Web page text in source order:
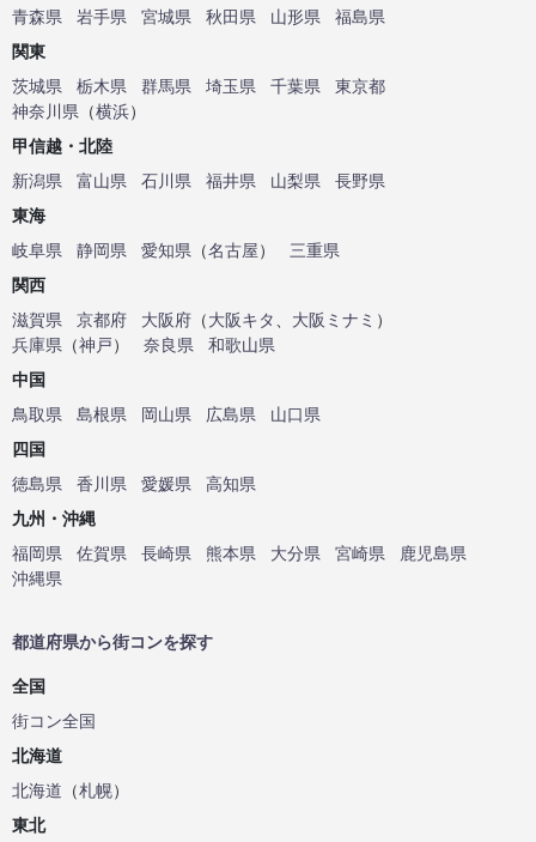
青森県
岩手県 宮城県 秋田県 山形県
福島県
関東
茨城県
栃木県 群馬県 埼玉県 千葉県
東京都
神奈川県 （横浜）
甲信越・北陸
新潟県
富山県 石川県 福井県 山梨県
長野県
東海
岐阜県
静岡県 愛知県 （名古屋）
三重県
関西
滋賀県
京都府 大阪府 （大阪キタ 大阪ミナミ ）
兵庫県 （神戸） 奈良県
和歌山県
中国
鳥取県
島根県 岡山県 広島県
山口県
四国
徳島県
香川県 愛媛県
高知県
九州・沖縄
福岡県
佐賀県 長崎県 熊本県 大分県 宮崎県
鹿児島県
沖縄県
都道府県から街コンを探す
全国
街コン全国
北海道
北海道 （札幌）
東北